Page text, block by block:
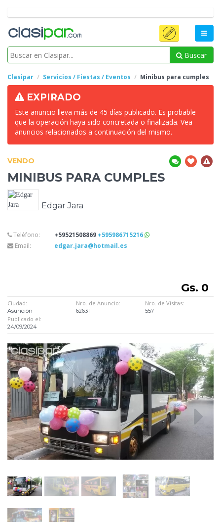
Buscar
Clasipar Servicios / Fiestas / Eventos Minibus para cumples
EXPIRADO
Este anuncio lleva más de 45 días publicado. Es probable
que la operación haya sido concretada o finalizada. Vea
anuncios relacionados a continuación del mismo.
VENDO
MINIBUS PARA CUMPLES
Edgar Jara
Teléfono: +59521508869 +595986715216
Email:
edgar.jara@hotmail.es
Gs. 0
Ciudad:
Asunción
Nro. de Anuncio:
62631
Nro. de Visitas:
557
Publicado el:
24/09/2024